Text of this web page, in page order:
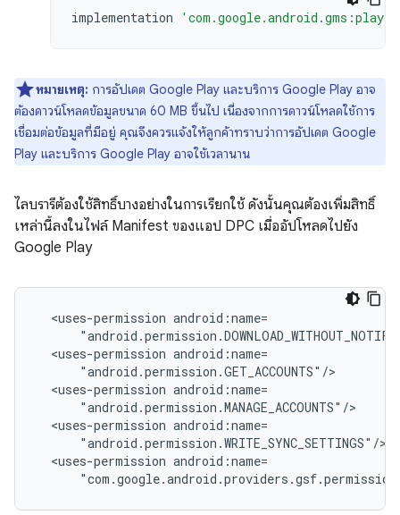
implementation
หมายเหตุ: การอัปเดต Google Play และบริการ Google Play อาจ
ต้องดาวน์โหลดข้อมูลขนาด 60 MB ขึ้นไป เนื่องจากการดาวน์โหลดใช้การ
เชื่อมต่อข้อมูลที่มีอยู่ คุณจึงควรแจ้งให้ลูกค้าทราบว่าการอัปเดต Google
Play และบริการ Google Play อาจใช้เวลานาน
ไลบรารีต้องใช้สิทธิ์บางอย่างในการเรียกใช้ ดังนั้นคุณต้องเพิ่มสิทธิ์
เหล่านี้ลงในไฟล์ Manifest ของแอป DPC เมื่ออัปโหลดไปยัง
Google Play
<uses-permission
<uses-permission
<uses-permission
<uses-permission
<uses-permission